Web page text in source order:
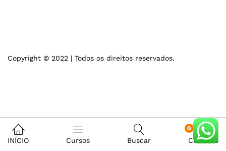
Copyright © 2022 | Todos os direitos reservados.
INÍCIO Cursos Buscar
0
Carrinho